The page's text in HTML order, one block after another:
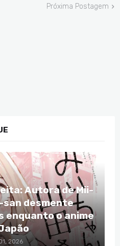
Próxima Postagem
Autora de Mii-
san desmente
enquanto o anime
2026